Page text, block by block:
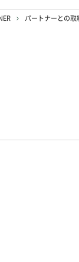
パートナーとの取